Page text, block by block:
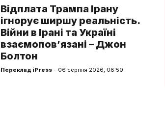
Відплата Трампа Ірану
ігнорує ширшу реальність.
Війни в Ірані та Україні
взаємопов’язані – Джон
Болтон
Переклад iPress – 06 серпня 2026, 08:50